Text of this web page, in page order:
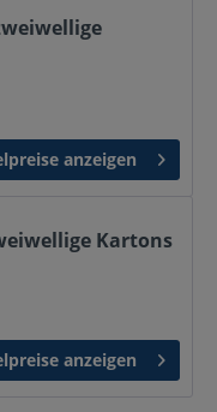
anzeigen
Kartons
anzeigen